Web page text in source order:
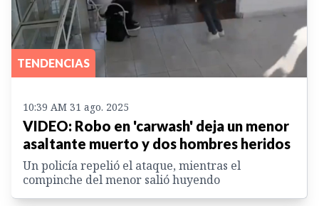
TENDENCIAS
10:39 AM 31 ago. 2025
VIDEO: Robo en 'carwash' deja un menor
asaltante muerto y dos hombres heridos
Un policía repelió el ataque, mientras el
compinche del menor salió huyendo